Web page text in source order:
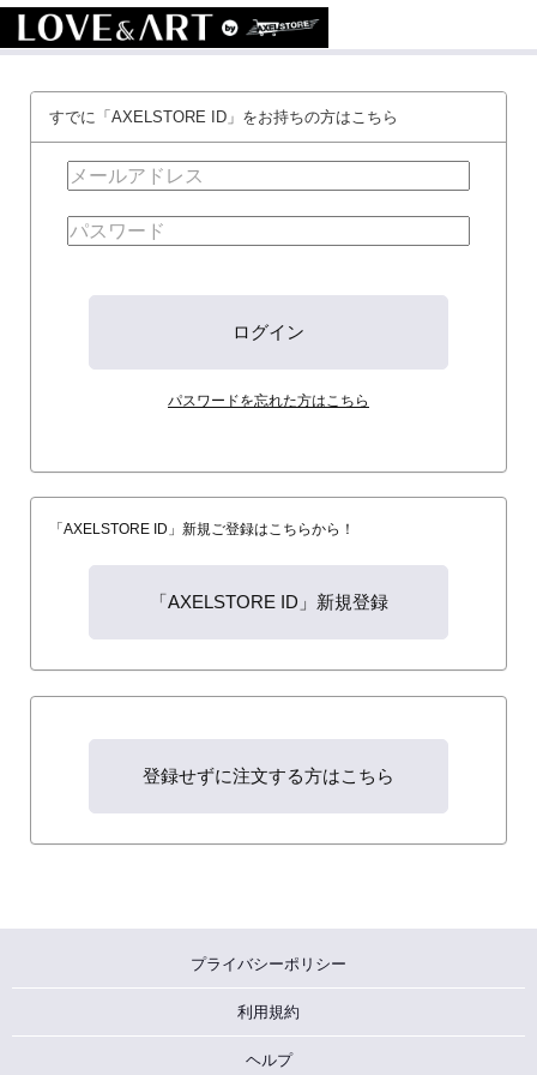
すでに「AXELSTORE ID」をお持ちの方はこちら
パスワードを忘れた方はこちら
「AXELSTORE ID」新規ご登録はこちらから！